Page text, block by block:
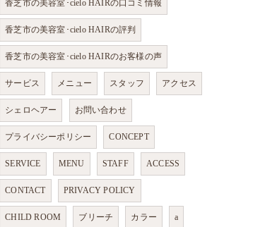
香芝市の美容室･cielo HAIRの口コミ情報
香芝市の美容室･cielo HAIRの評判
香芝市の美容室･cielo HAIRのお客様の声
サービス メニュー スタッフ アクセス
シェロヘアー お問い合わせ
プライバシーポリシー CONCEPT
SERVICE MENU STAFF ACCESS
CONTACT PRIVACY POLICY
CHILD ROOM ブリーチ カラー a